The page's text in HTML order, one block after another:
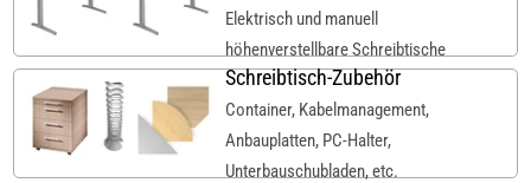
Elektrisch und manuell
höhenverstellbare Schreibtische
Schreibtisch-Zubehör
Container, Kabelmanagement,
Anbauplatten, PC-Halter,
Unterbauschubladen, etc.